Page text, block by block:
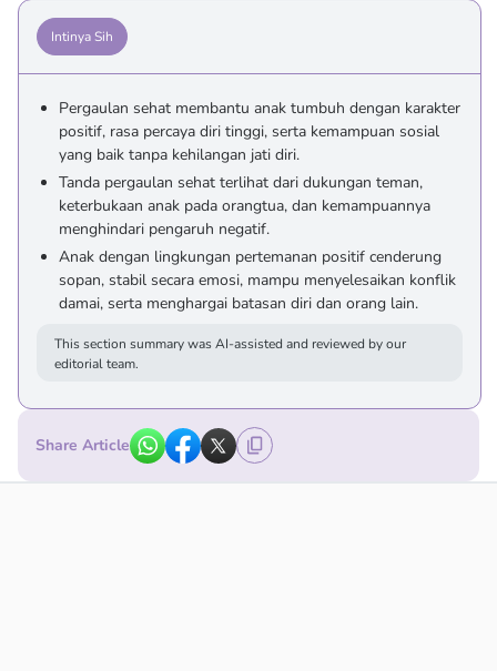
Intinya Sih
Pergaulan sehat membantu anak tumbuh dengan karakter
positif, rasa percaya diri tinggi, serta kemampuan sosial
yang baik tanpa kehilangan jati diri.
Tanda pergaulan sehat terlihat dari dukungan teman,
keterbukaan anak pada orangtua, dan kemampuannya
menghindari pengaruh negatif.
Anak dengan lingkungan pertemanan positif cenderung
sopan, stabil secara emosi, mampu menyelesaikan konflik
damai, serta menghargai batasan diri dan orang lain.
This section summary was AI-assisted and reviewed by our
editorial team.
Share Article